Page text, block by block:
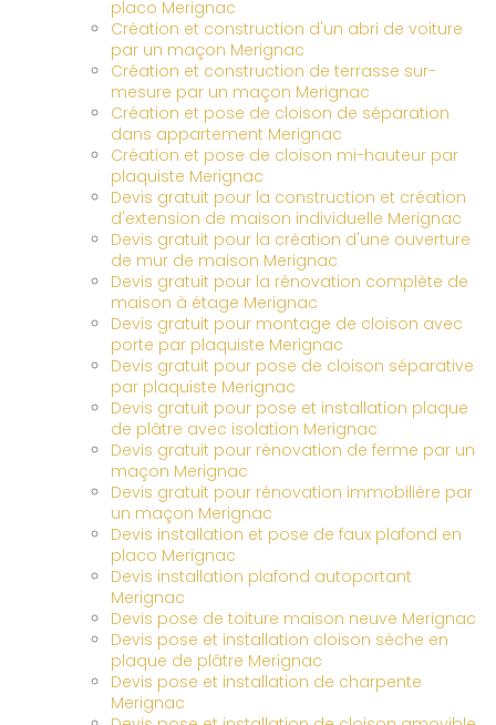
placo Merignac
Création et construction d'un abri de voiture
par un maçon Merignac
Création et construction de terrasse sur-
mesure par un maçon Merignac
Création et pose de cloison de séparation
dans appartement Merignac
Création et pose de cloison mi-hauteur par
plaquiste Merignac
Devis gratuit pour la construction et création
d'extension de maison individuelle Merignac
Devis gratuit pour la création d'une ouverture
de mur de maison Merignac
Devis gratuit pour la rénovation complète de
maison à étage Merignac
Devis gratuit pour montage de cloison avec
porte par plaquiste Merignac
Devis gratuit pour pose de cloison séparative
par plaquiste Merignac
Devis gratuit pour pose et installation plaque
de plâtre avec isolation Merignac
Devis gratuit pour rénovation de ferme par un
maçon Merignac
Devis gratuit pour rénovation immobilière par
un maçon Merignac
Devis installation et pose de faux plafond en
placo Merignac
Devis installation plafond autoportant
Merignac
Devis pose de toiture maison neuve Merignac
Devis pose et installation cloison sèche en
plaque de plâtre Merignac
Devis pose et installation de charpente
Merignac